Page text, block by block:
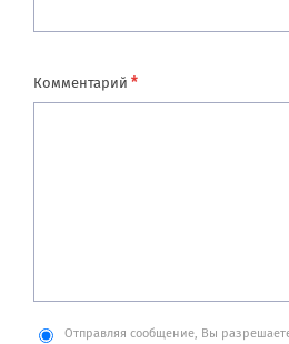
Комментарий *
Отправляя сообщение, Вы